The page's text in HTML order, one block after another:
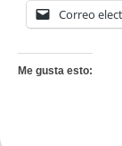
Correo
Me gusta esto: